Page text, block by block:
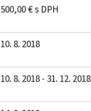
500,00 € s DPH
10. 8. 2018
10. 8. 2018 - 31. 12. 2018